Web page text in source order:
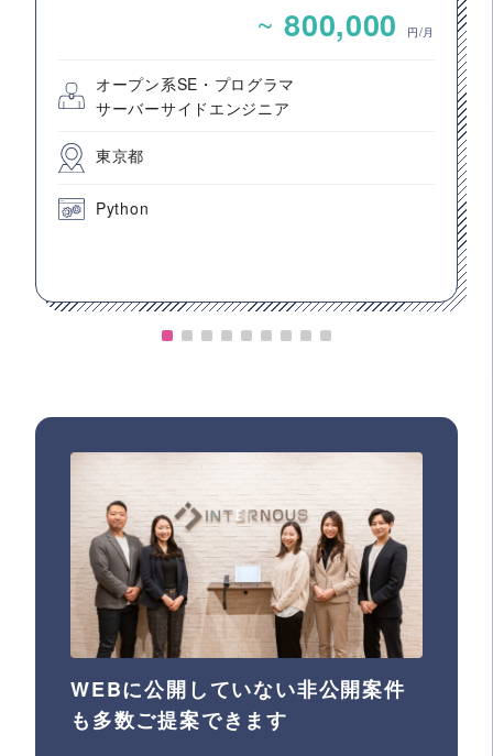
~ 800,000 円/月
オープン系SE・プログラマ
サーバーサイドエンジニア
東京都
Python
WEBに公開していない非公開案件
も多数ご提案できます